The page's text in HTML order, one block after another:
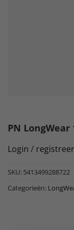
PN LongWear
Login / registreer
SKU: 5413499288722
Categorieën: